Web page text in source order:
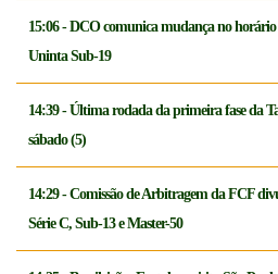
15:06 - DCO comunica mudança no
Uninta Sub-19
14:39 - Última rodada da primeira fase da
sábado (5)
14:29 - Comissão de Arbitragem da FCF
Série C, Sub-13 e Master-50